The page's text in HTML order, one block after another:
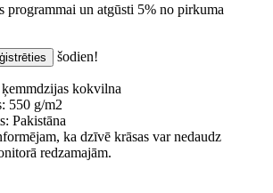
programmai un atgūsti 5% no pirkuma
šodien!
kokvilna
550 g/m2
Pakistāna
ka dzīvē krāsas var nedaudz
redzamajām.